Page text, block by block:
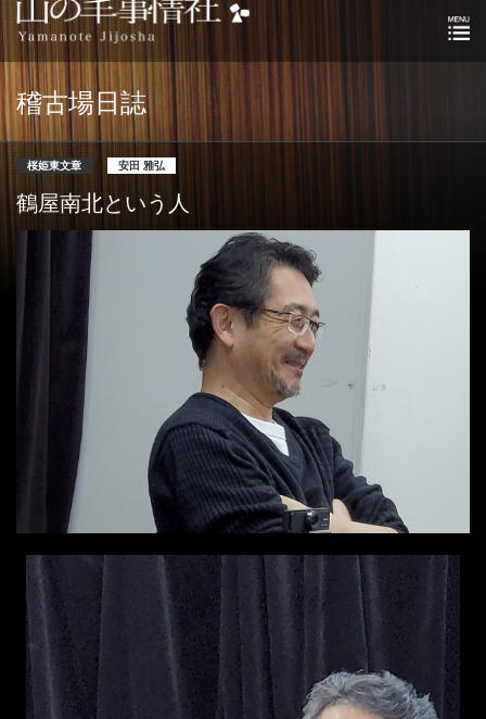
稽古場日誌
桜姫東文章 安田 雅弘
鶴屋南北という人